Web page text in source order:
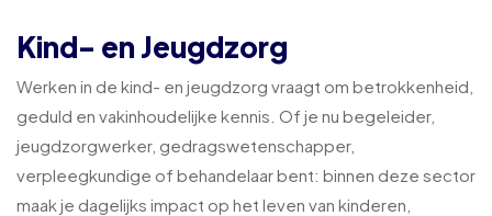
Kind- en Jeugdzorg
Werken in de kind- en jeugdzorg vraagt om betrokkenheid,
geduld en vakinhoudelijke kennis. Of je nu begeleider,
jeugdzorgwerker, gedragswetenschapper,
verpleegkundige of behandelaar bent: binnen deze sector
maak je dagelijks impact op het leven van kinderen,